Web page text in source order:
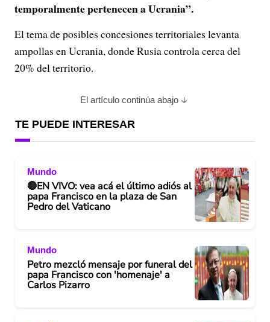
temporalmente pertenecen a Ucrania”.
El tema de posibles concesiones territoriales levanta
ampollas en Ucrania, donde Rusia controla cerca del
20% del territorio.
El artículo continúa abajo
TE PUEDE INTERESAR
Mundo
🔴EN VIVO: vea acá el último adiós al
papa Francisco en la plaza de San
Pedro del Vaticano
Mundo
Petro mezcló mensaje por funeral del
papa Francisco con 'homenaje' a
Carlos Pizarro